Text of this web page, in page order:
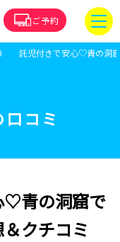
ご予約
託児付きで安心♡青の洞窟
コミ
青の洞窟で
クチコミ